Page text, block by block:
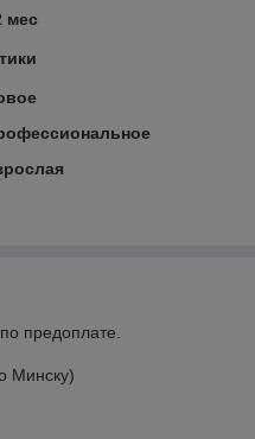
мес
предоплате.
Минску)